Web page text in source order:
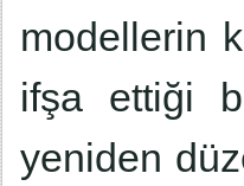
modellerin
ifşa ettiği
yeniden